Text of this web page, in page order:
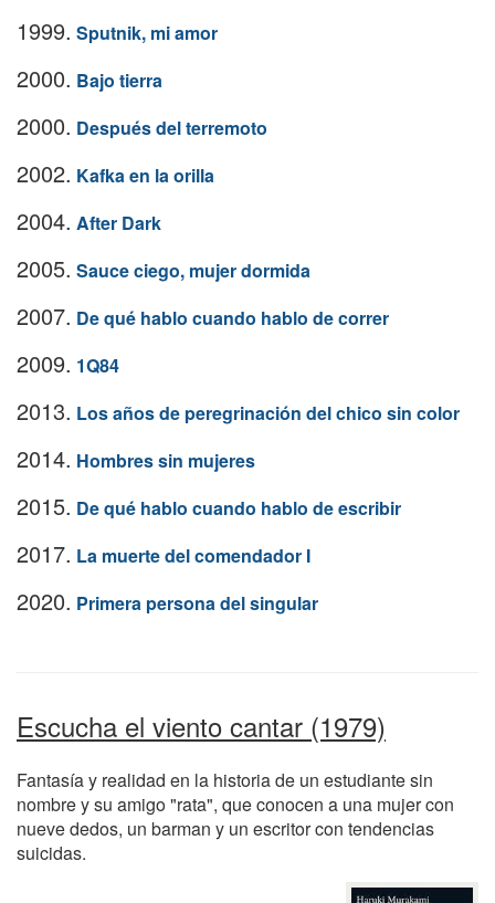
1999. Sputnik, mi amor
2000. Bajo tierra
2000. Después del terremoto
2002. Kafka en la orilla
2004. After Dark
2005. Sauce ciego, mujer dormida
2007. De qué hablo cuando hablo de correr
2009. 1Q84
2013. Los años de peregrinación del chico sin color
2014. Hombres sin mujeres
2015. De qué hablo cuando hablo de escribir
2017. La muerte del comendador I
2020. Primera persona del singular
Escucha el viento cantar (1979)
Fantasía y realidad en la historia de un estudiante sin
nombre y su amigo "rata", que conocen a una mujer con
nueve dedos, un barman y un escritor con tendencias
suicidas.